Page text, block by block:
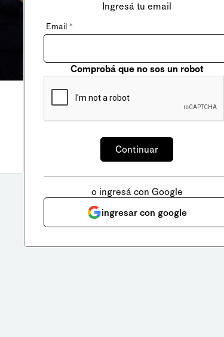
Ingresá tu email
Email *
Comprobá que no sos un robot
o ingresá con Google
ingresar con google